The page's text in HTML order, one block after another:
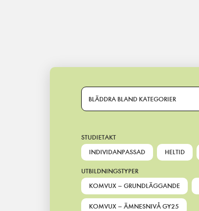
Main Navigation
BLÄDDRA BLAND KATEGORIER
STUDIETAKT
INDIVIDANPASSAD
HELTID
UTBILDNINGSTYPER
KOMVUX – GRUNDLÄGGANDE
KOMVUX – ÄMNESNIVÅ GY25